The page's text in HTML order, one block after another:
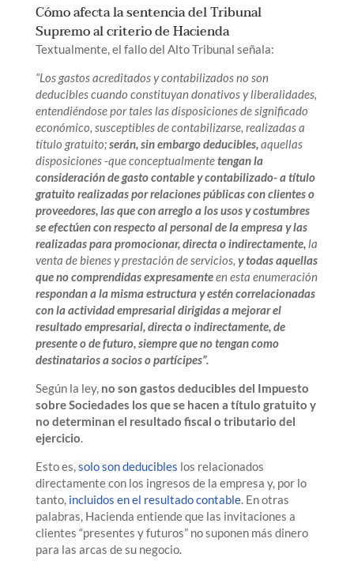
Cómo afecta la sentencia del Tribunal
Supremo al criterio de Hacienda
Textualmente, el fallo del Alto Tribunal señala:
“Los gastos acreditados y contabilizados no son
deducibles cuando constituyan donativos y liberalidades,
entendiéndose por tales las disposiciones de significado
económico, susceptibles de contabilizarse, realizadas a
título gratuito;serán, sin embargo deducibles,aquellas
disposiciones -que conceptualmentetengan la
consideración de gasto contable y contabilizado-a título
gratuito realizadas por relaciones públicas con clientes o
proveedores, las que con arreglo a los usos y costumbres
se efectúen con respecto al personal de la empresa y las
realizadas para promocionar, directa o indirectamente,la
venta de bienes y prestación de servicios, y todas aquellas
que no comprendidas expresamenteen esta enumeración
respondan a la misma estructura y estén correlacionadas
con la actividad empresarial dirigidas a mejorar el
resultado empresarial, directa o indirectamente, de
presente o de futuro, siempre que no tengan como
destinatarios a socios o partícipes”.
Según la ley, no son gastos deducibles del Impuesto
sobre Sociedades los que se hacen a título gratuito y
no determinan el resultado fiscal o tributario del
ejercicio.
Esto es,solo son deducibles los relacionados
directamente con los ingresos de la empresa y, por lo
tanto, incluidos en el resultado contable. En otras
palabras, Hacienda entiende que las invitaciones a
clientes “presentes y futuros” no suponen más dinero
para las arcas de su negocio.